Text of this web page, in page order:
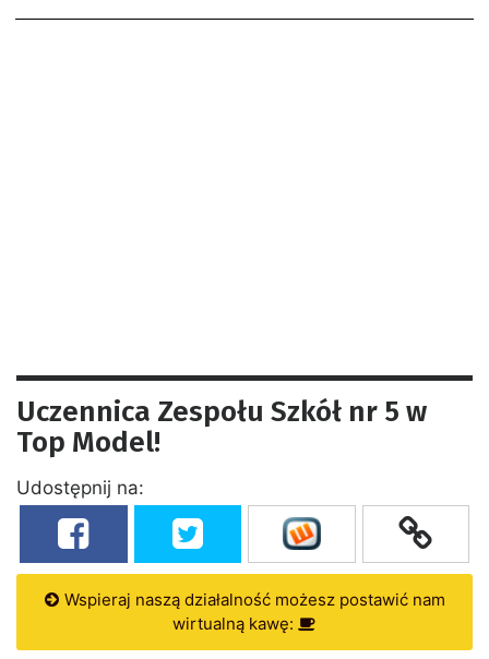
Uczennica Zespołu Szkół nr 5 w
Top Model!
Udostępnij na:
Wspieraj naszą działalność możesz postawić nam
wirtualną kawę: